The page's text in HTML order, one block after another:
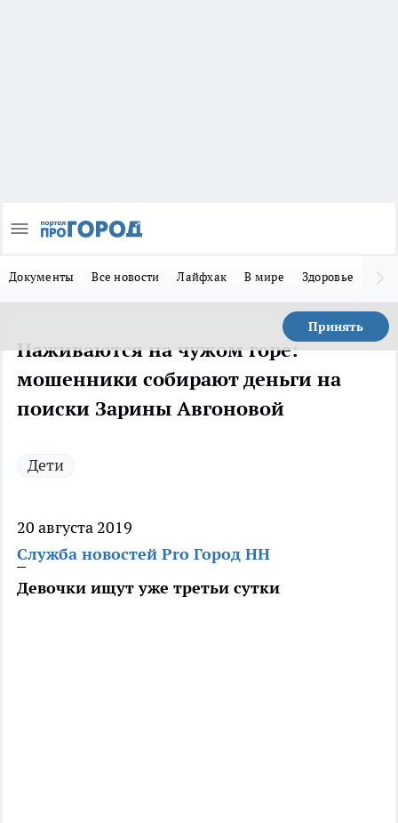
Документы Все новости Лайфхак В мире Здоровье
Принять
Наживаются на чужом горе:
мошенники собирают деньги на
поиски Зарины Авгоновой
Дети
20 августа 2019
Служба новостей Pro Город НН
Девочки ищут уже третьи сутки